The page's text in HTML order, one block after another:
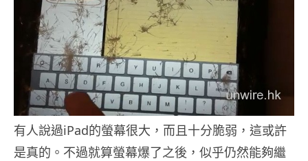
有人說過iPad的螢幕很大，而且十分脆弱，這或許
是真的。不過就算螢幕爆了之後，似乎仍然能夠繼